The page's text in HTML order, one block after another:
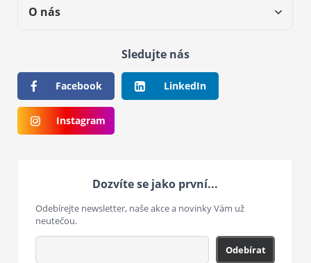
O nás
Sledujte nás
Facebook LinkedIn
Instagram
Dozvíte se jako první...
Odebírejte newsletter, naše akce a novinky Vám už
neutečou.
Odebírat